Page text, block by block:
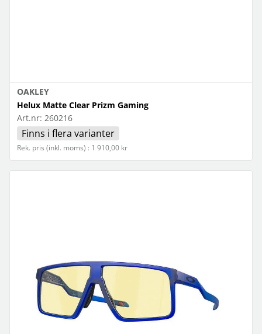
OAKLEY
Helux Matte Clear Prizm Gaming
Art.nr: 260216
Finns i flera varianter
Rek. pris (inkl. moms) : 1 910,00 kr